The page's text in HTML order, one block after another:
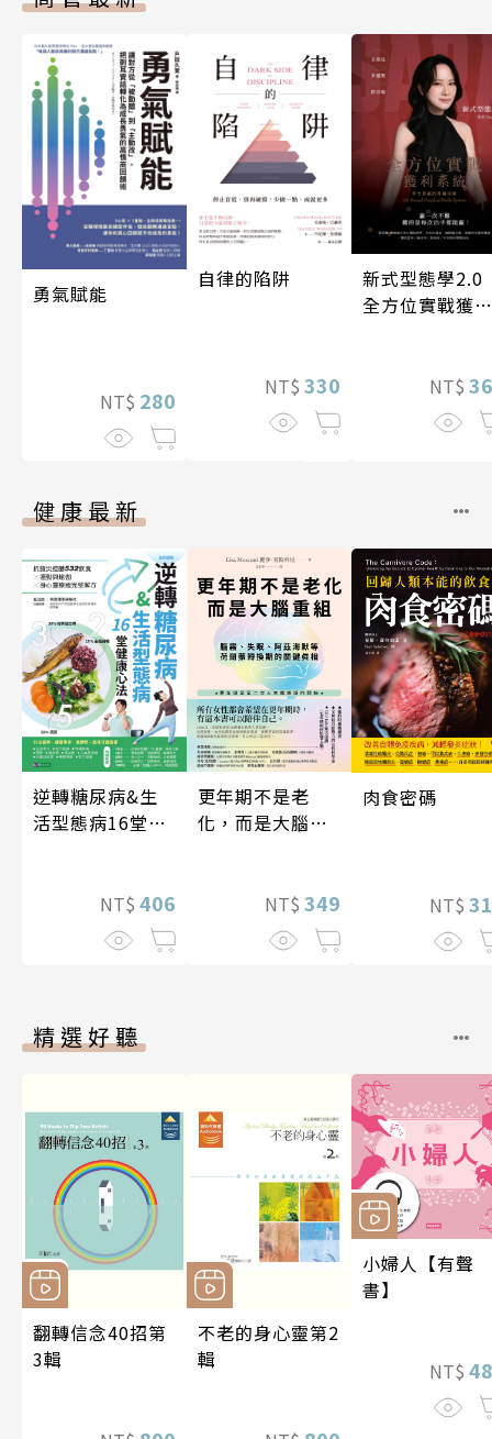
勇氣賦能
NT$ 280
自律的陷阱
NT$ 330
新式型態學
全方位實戰獲利
NT$
健康最新
逆轉糖尿病&生
活型態病16堂健
NT$ 406
更年期不是老
化，而是大腦重
NT$ 349
肉食密碼
NT$
精選好聽
翻轉信念40招第
3輯
不老的身心靈第2
輯
小婦人【有聲
書】
NT$